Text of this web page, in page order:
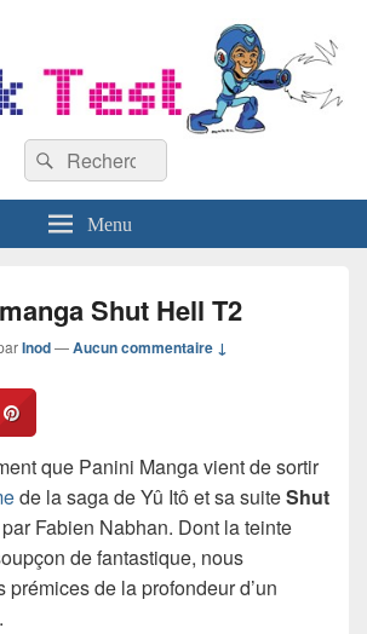
Recherche :
Rechercher
Menu
Shut Hell T2
Inod—Aucun commentaire ↓
que Panini Manga vient de sortir
de la saga de Yû Itô et sa suiteShut
Fabien Nabhan. Dont la teinte
de fantastique, nous
prémices de la profondeur d’un